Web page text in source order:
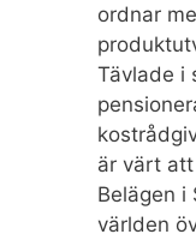
ordnar
Tävlade i
är värt
Belägen i
världen